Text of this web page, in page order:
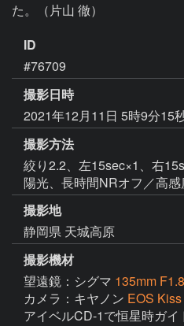
た。（片山 徹）
ID
#76709
撮影日時
2021年12月11日 5時9分15
撮影方法
絞り2.2、左15sec×1、右
陽光、長時間NRオフ／高
撮影地
静岡県 天城高原
撮影機材
望遠鏡：シグマ 135mm
カメラ：キヤノン EOS
アイベルCD-1で恒星時ガイ